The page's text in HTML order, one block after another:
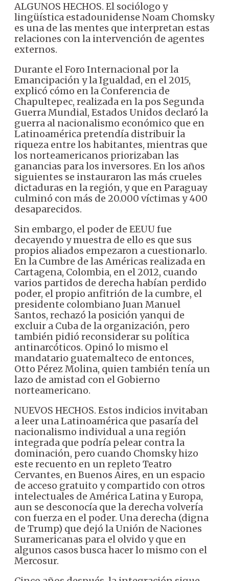
ALGUNOS HECHOS. El sociólogo y
lingüística estadounidense Noam Chomsky
es una de las mentes que interpretan estas
relaciones con la intervención de agentes
externos.
Durante el Foro Internacional por la
Emancipación y la Igualdad, en el 2015,
explicó cómo en la Conferencia de
Chapultepec, realizada en la pos Segunda
Guerra Mundial, Estados Unidos declaró la
guerra al nacionalismo económico que en
Latinoamérica pretendía distribuir la
riqueza entre los habitantes, mientras que
los norteamericanos priorizaban las
ganancias para los inversores. En los años
siguientes se instauraron las más crueles
dictaduras en la región, y que en Paraguay
culminó con más de 20.000 víctimas y 400
desaparecidos.
Sin embargo, el poder de EEUU fue
decayendo y muestra de ello es que sus
propios aliados empezaron a cuestionarlo.
En la Cumbre de las Américas realizada en
Cartagena, Colombia, en el 2012, cuando
varios partidos de derecha habían perdido
poder, el propio anfitrión de la cumbre, el
presidente colombiano Juan Manuel
Santos, rechazó la posición yanqui de
excluir a Cuba de la organización, pero
también pidió reconsiderar su política
antinarcóticos. Opinó lo mismo el
mandatario guatemalteco de entonces,
Otto Pérez Molina, quien también tenía un
lazo de amistad con el Gobierno
norteamericano.
NUEVOS HECHOS. Estos indicios invitaban
a leer una Latinoamérica que pasaría del
nacionalismo individual a una región
integrada que podría pelear contra la
dominación, pero cuando Chomsky hizo
este recuento en un repleto Teatro
Cervantes, en Buenos Aires, en un espacio
de acceso gratuito y compartido con otros
intelectuales de América Latina y Europa,
aun se desconocía que la derecha volvería
con fuerza en el poder. Una derecha (digna
de Trump) que dejó la Unión de Naciones
Suramericanas para el olvido y que en
algunos casos busca hacer lo mismo con el
Mercosur.